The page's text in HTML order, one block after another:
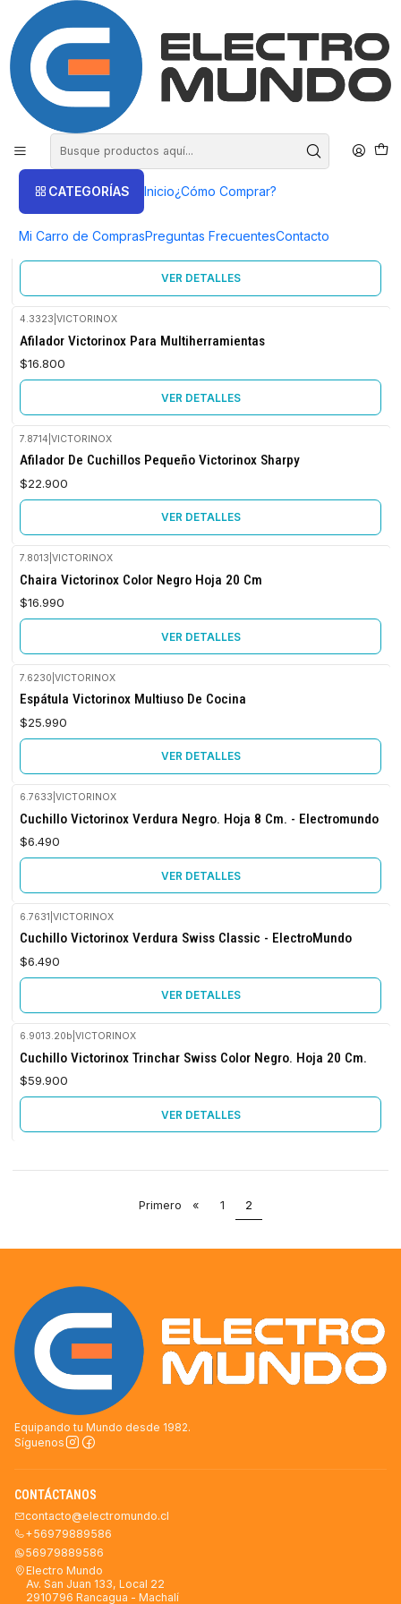
CATEGORÍAS Inicio¿Cómo Comprar?
Mi Carro de ComprasPreguntas FrecuentesContacto
COMPRA HASTA EN 3 CUOTAS SIN INTERES
Inicio Victorinox Cuchillos
Cuchillos
FILTROS
Agotado
6.7113.31| LOGITECH
$20.900
VER DETALLES
Agotado
4.3323 VICTORINOX
Afilador Victorinox Para Multiherramientas
$16.800
VER DETALLES
Agotado
7.8714 VICTORINOX
Afilador De Cuchillos Pequeño Victorinox Sharpy
$22.900
VER DETALLES
No disponible
7.8013 VICTORINOX
Chaira Victorinox Color Negro Hoja 20 Cm
$16.990
VER DETALLES
Agotado
7.6230 VICTORINOX
Espátula Victorinox Multiuso De Cocina
$25.990
VER DETALLES
Agotado
6.7633 VICTORINOX
Cuchillo Victorinox Verdura Negro. Hoja 8 Cm. - Electromundo
$6.490
VER DETALLES
Agotado
6.7631 VICTORINOX
Cuchillo Victorinox Verdura Swiss Classic - ElectroMundo
$6.490
VER DETALLES
No disponible
6.9013.20b VICTORINOX
Cuchillo Victorinox Trinchar Swiss Color Negro. Hoja 20 Cm.
$59.900
VER DETALLES
Primero « 1 2
Equipando tu Mundo desde 1982.
Síguenos
CONTÁCTANOS
contacto@electromundo.cl
+56979889586
56979889586
Electro Mundo
Av. San Juan 133, Local 22
2910796 Rancagua - Machalí